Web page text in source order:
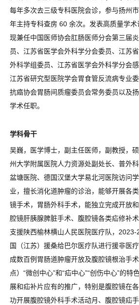
每年多次去三级专科医院会诊，参与扬州
年主持专科查房 60 余次。发表高质量学术
现兼任中国医师协会肛肠医师分会第三届
员、江苏省医学会外科学分会委员、江苏
外科学组委员、江苏省医学会外科学分会
江苏省研究型医院学会胃食管反流病专业
抗癌协会胃肠间质瘤委员会常务委员以及
学术任职。
学科骨干
吴巍，医学博士，副主任医师，副教授，
州大学附属医院人力资源处副处长、普外
盆塘医院、德国汉堡大学易北河医院访问
业，擅长消化道肿瘤的诊治，能够开展各
镜手术，胃肠外科手术，能独立完成开放
腔镜肝胰腺脾脏手术、腹腔镜各类疝修补
支援陕西榆林横山人民医院医疗队，
国（江苏）援桑给巴尔医疗队进行援非医
成数百例胃肠道肿瘤开放及腹腔镜根治手
点）“微创中心”和“疝中心”“创伤中心”的
展和疝补片应有的推广，特别是腹腔镜在
功开展腹腔镜外科手术活动月、腹腔镜疝